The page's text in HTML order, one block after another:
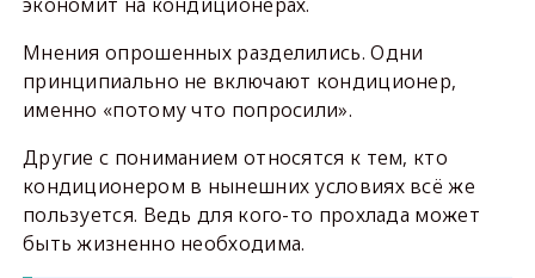
Мнения опрошенных разделились. Одни
принципиально не включают кондиционер,
именно «потому что попросили».
Другие с пониманием относятся к тем, кто
кондиционером в нынешних условиях всё же
пользуется. Ведь для кого-то прохлада может
быть жизненно необходима.